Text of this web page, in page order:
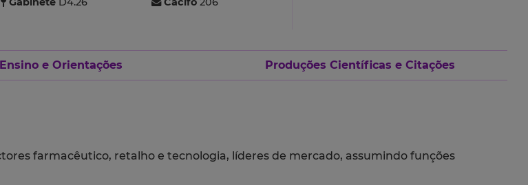
Ensino e Orientações Produções Científicas e Citações
farmacêutico, retalho e tecnologia, líderes de mercado, assumindo funções